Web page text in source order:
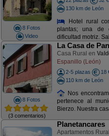
8 Fotos
Video
130 km de León
Hotel rural
plantas; una de
dificultad motriz.
8 Fotos
(3 comentarios)
La Casa de
Casa Rural en
Espanillo (León)
2-5 plazas
18
110 km de León
Nos
pertenece al
Bierzo. Nuestra
Planetancares
Apartamentos